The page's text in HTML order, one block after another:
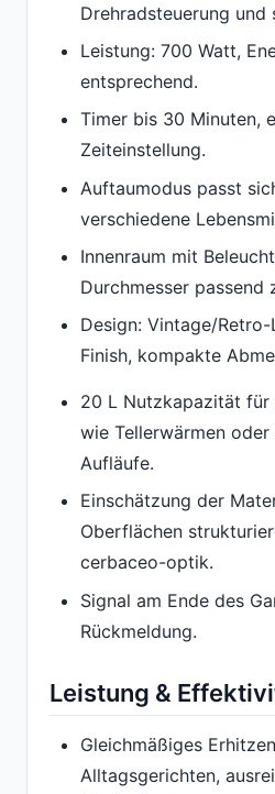
Drehradsteuerung und
Leistung: 700 Watt,
entsprechend.
Timer bis 30 Minuten,
Zeiteinstellung.
Auftaumodus passt
verschiedene
Innenraum mit
Durchmesser passend
Design: Vintage/
Finish, kompakte
20 L Nutzkapazität
wie Tellerwärmen
Aufläufe.
Einschätzung der
Oberflächen
cerbaceo-optik.
Signal am Ende des
Rückmeldung.
Leistung &
Gleichmäßiges
Alltagsgerichten,